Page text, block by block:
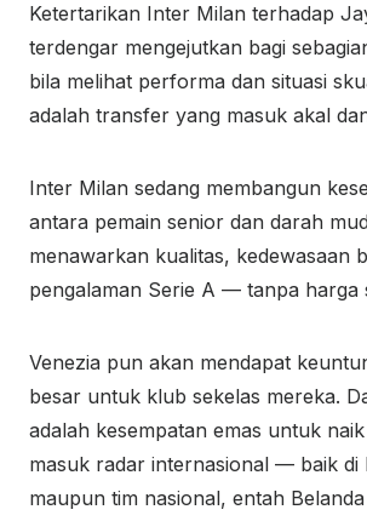
Ketertarikan Inter Milan terhadap
terdengar mengejutkan bagi
bila melihat performa dan situasi
adalah transfer yang masuk akal
Inter Milan sedang membangun
antara pemain senior dan darah
menawarkan kualitas, kedewasaan
pengalaman Serie A — tanpa harga
Venezia pun akan mendapat
besar untuk klub sekelas mereka.
adalah kesempatan emas untuk
masuk radar internasional — baik di
maupun tim nasional, entah